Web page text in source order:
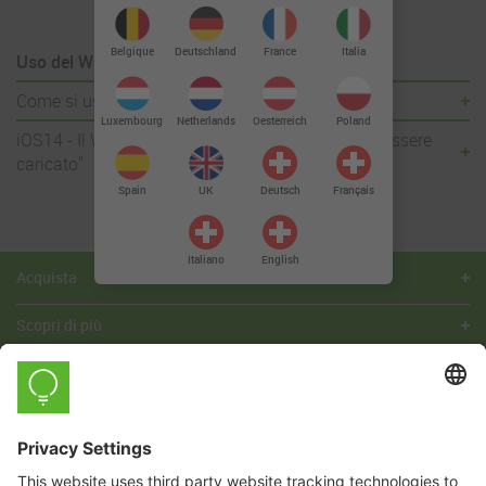
Uso del Widget myStrom
Come si usa il Widget myStrom?
iOS14 - Il Widget mostra il messaggio "Non può essere
caricato"
Belgique Deutschland France Italia
Luxembourg Netherlands Oesterreich Poland
Spain UK Deutsch Français
Italiano English
Acquista
Scopri di più
Azienda